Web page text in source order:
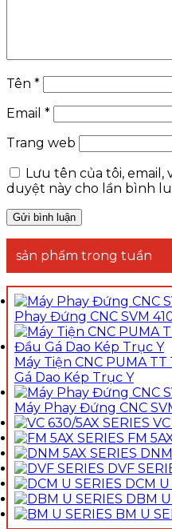
Tên *
Email *
Trang web
Lưu tên của tôi,
duyệt này cho lần bình
sản phẩm trong tuần
Phay Đứng CNC SVM
Máy Tiện CNC PUMA
Gá Dao Kép Trục Y
Máy Phay Đứng CNC
FM
DVF
DCM U
DBM
BM U